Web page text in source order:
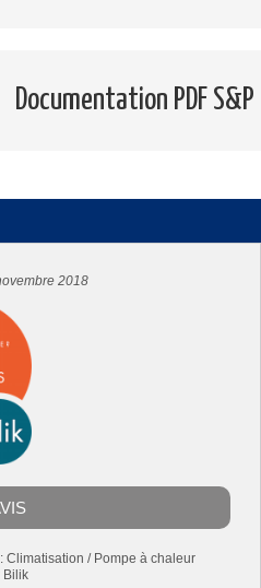
Documentation PDF S&P
2018
Climatisation / Pompe à chaleur